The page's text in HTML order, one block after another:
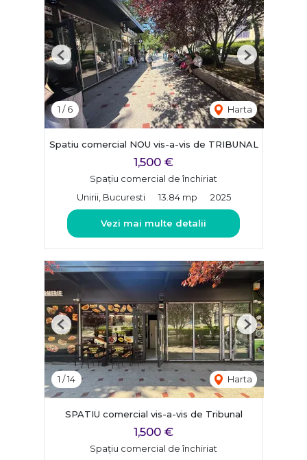
1 /6 Harta
Previous Next
Spatiu comercial NOU vis-a-vis de TRIBUNAL
1,500 €
Spațiu comercial de închiriat
Unirii, Bucuresti
13.84 mp 2025
Vezi mai multe detalii
1 /14 Harta
Previous Next
SPATIU comercial vis-a-vis de Tribunal
1,500 €
Spațiu comercial de închiriat